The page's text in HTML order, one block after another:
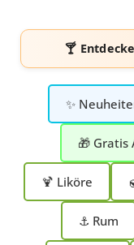
🍸
✨
🎁 Gratis
🍹 Liköre
⚓ Rum